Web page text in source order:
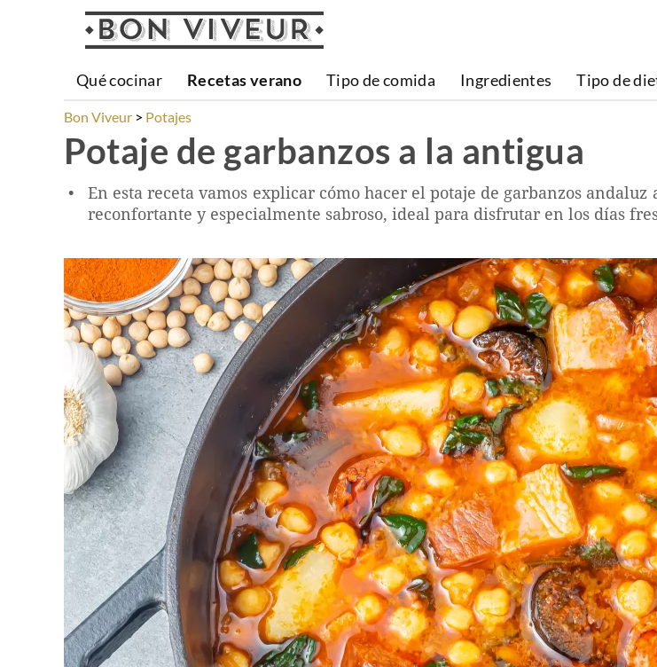
Qué cocinar Recetas verano Tipo de comida Ingredientes Tipo de
Bon Viveur Potajes
Potaje de garbanzos a la antigua
En esta receta vamos explicar cómo hacer el potaje de garbanzos
reconfortante y especialmente sabroso, ideal para disfrutar en los días